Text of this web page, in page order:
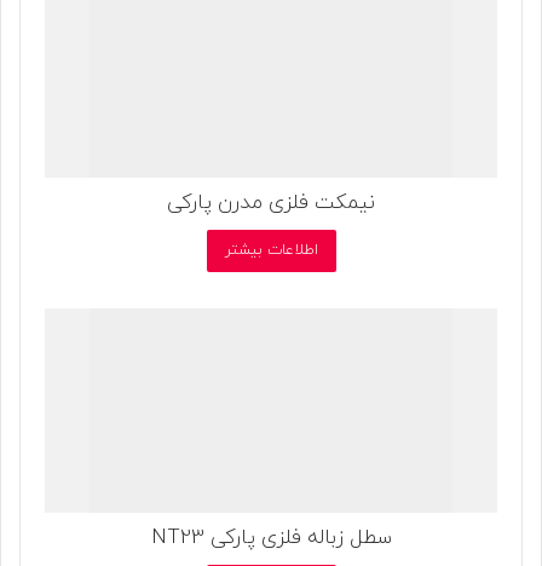
نیمکت فلزی مدرن پارکی
اطلاعات بیشتر
سطل زباله فلزی پارکی NT23